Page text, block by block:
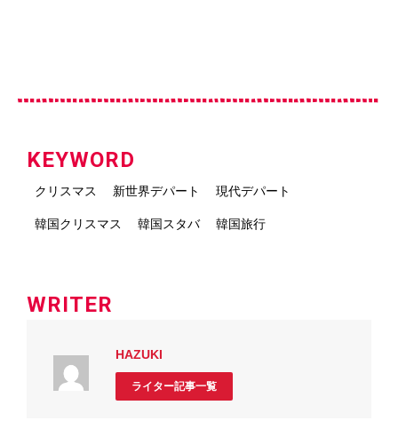
KEYWORD
クリスマス 新世界デパート 現代デパート
韓国クリスマス 韓国スタバ 韓国旅行
WRITER
HAZUKI
ライター記事一覧